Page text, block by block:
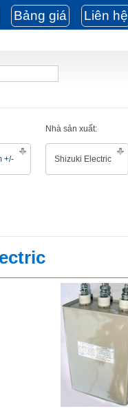
Bảng giá Liên hệ
+/-
Nhà sản xuất:
Shizuki Electric